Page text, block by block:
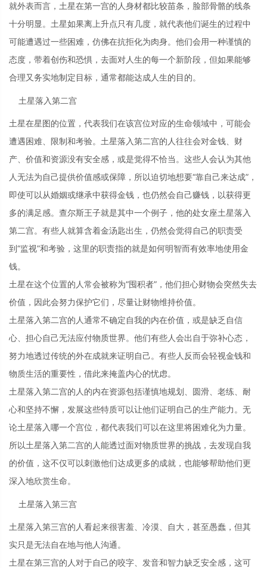
就外表而言，土星在第一宫的人身材都比较苗条，脸部骨骼的线条
十分明显。土星如果离上升点只有几度，就代表他们诞生的过程中
可能遭遇过一些困难，仿佛在抗拒化为肉身。他们会用一种谨慎的
态度，带着创伤和恐惧，去面对人生的每一个新阶段，但如果能够
合理又务实地制定目标，通常都能达成人生的目的。
土星落入第二宫
土星在星图的位置，代表我们在该宫位对应的生命领域中，可能会
遭遇困难、限制和考验。土星落入第二宫的人往往会对金钱、财
产、价值和资源没有安全感，或是觉得不恰当。这些人会认为其他
人无法为自己提供价值感或保障，所以迫切地想要“靠自己来达成”，
即使可以从婚姻或继承中获得金钱，也仍然会自己赚钱，以获得更
多的满足感。查尔斯王子就是其中一个例子，他的处女座土星落入
第二宫。有些人就算含着金汤匙出生，仍然会觉得自己的职责受
到“监视”和考验，这里的职责指的就是如何明智而有效率地使用金
钱。
土星在这个位置的人常会被称为“囤积者”，他们担心财物会突然失去
价值，因此会努力保护它们，尽量让财物维持价值。
土星落入第二宫的人通常不确定自我的内在价值，或是缺乏自信
心、担心自己无法应付物质世界。他们有些人会出自于弥补心态，
努力地透过传统的外在成就来证明自己。有些人反而会轻视金钱和
物质生活的重要性，借此来掩盖内心的忧虑。
土星落入第二宫的人的内在资源包括谨慎地规划、圆滑、老练、耐
心和坚持不懈，发展这些特质可以让他们证明自己的生产能力。无
论土星落入哪一个宫位，都代表我们可以在这里将困难化为力量。
所以土星落入第二宫的人能透过面对物质世界的挑战，去发现自我
的价值，这不仅可以刺激他们达成更多的成就，也能够帮助他们更
深入地欣赏生命。
土星落入第三宫
土星落入第三宫的人看起来很害羞、冷漠、自大，甚至愚蠢，但其
实只是无法自在地与他人沟通。
土星在第三宫的人对于自己的咬字、发音和智力缺乏安全感，这可